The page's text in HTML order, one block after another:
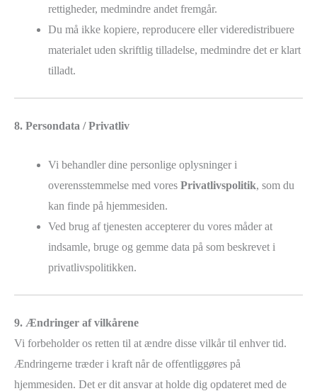
rettigheder, medmindre andet fremgår.
Du må ikke kopiere, reproducere eller videredistribuere
materialet uden skriftlig tilladelse, medmindre det er klart
tilladt.
8. Persondata / Privatliv
Vi behandler dine personlige oplysninger i
overensstemmelse med vores Privatlivspolitik, som du
kan finde på hjemmesiden.
Ved brug af tjenesten accepterer du vores måder at
indsamle, bruge og gemme data på som beskrevet i
privatlivspolitikken.
9. Ændringer af vilkårene
Vi forbeholder os retten til at ændre disse vilkår til enhver tid.
Ændringerne træder i kraft når de offentliggøres på
hjemmesiden. Det er dit ansvar at holde dig opdateret med de